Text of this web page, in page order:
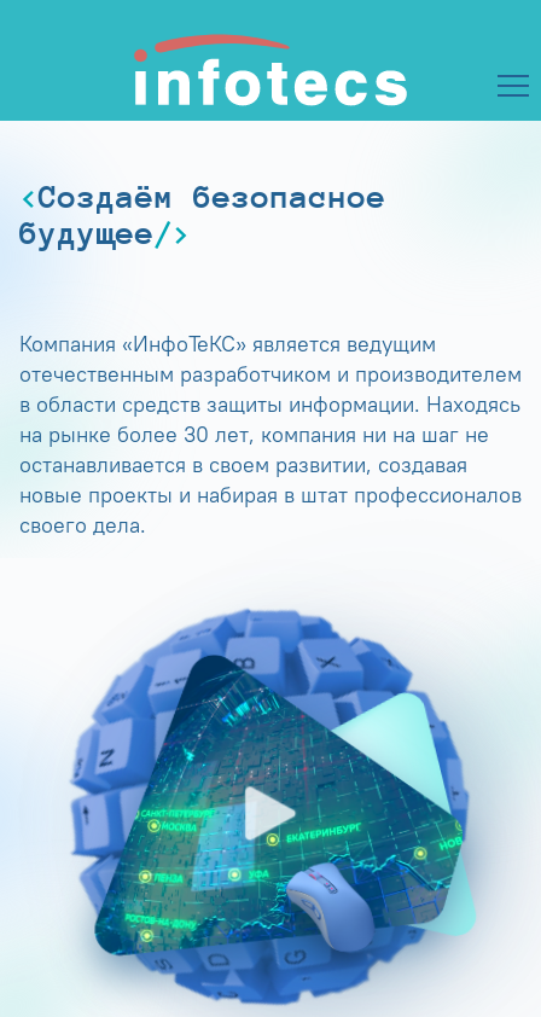
Создаём безопасное
будущее
Компания «ИнфоТеКС» является ведущим
отечественным разработчиком и производителем
в области средств защиты информации. Находясь
на рынке более 30 лет, компания ни на шаг не
останавливается в своем развитии, создавая
новые проекты и набирая в штат профессионалов
своего дела.